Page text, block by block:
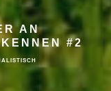
AN V
#2